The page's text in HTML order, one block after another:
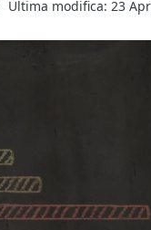
Ultima modifica: 23